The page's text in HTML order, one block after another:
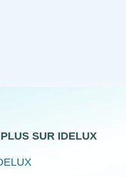
SUR IDELUX